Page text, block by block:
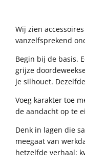
Wij zien
vanzelfsprekend
Begin bij de basis.
grijze
je silhouet.
Voeg karakter toe
de aandacht op te
Denk in lagen die
meegaat van
hetzelfde verhaal: